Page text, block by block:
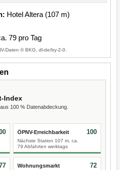
Hotel Altera (107 m)
79 pro Tag
Daten © BKG, dl-de/by-2-0.
Index
100 % Datenabdeckung.
ÖPNV-Erreichbarkeit
Nächste Station 107 m, ca.
79 Abfahrten werktags
100
Wohnungsmarkt 72